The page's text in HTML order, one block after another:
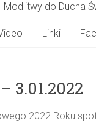
Modlitwy do Ducha
Linki
3.01.2022
2022 Roku